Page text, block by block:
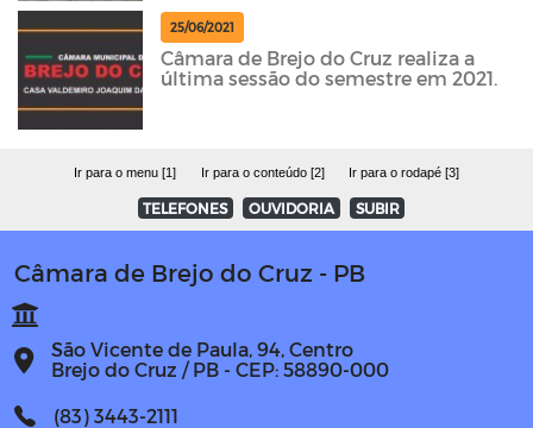
25/06/2021
Câmara de Brejo do Cruz realiza a
última sessão do semestre em 2021.
Ir para o menu [1] Ir para o conteúdo [2] Ir para o rodapé [3]
TELEFONES OUVIDORIA SUBIR
Câmara de Brejo do Cruz - PB
São Vicente de Paula, 94, Centro
Brejo do Cruz / PB - CEP: 58890-000
(83) 3443-2111